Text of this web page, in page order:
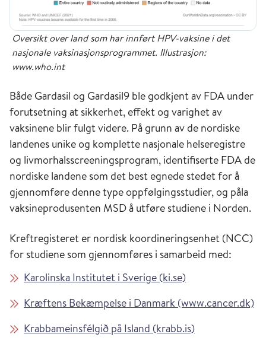
Oversikt over land som har innført HPV-vaksine i det
nasjonale vaksinasjonsprogrammet. Illustrasjon:
www.who.int
Både Gardasil og Gardasil9 ble godkjent av FDA under
forutsetning at sikkerhet, effekt og varighet av
vaksinene blir fulgt videre. På grunn av de nordiske
landenes unike og komplette nasjonale helseregistre
og livmorhalsscreeningsprogram, identifiserte FDA de
nordiske landene som det best egnede stedet for å
gjennomføre denne type oppfølgingsstudier, og påla
vaksineprodusenten MSD å utføre studiene i Norden.
Kreftregisteret er nordisk koordineringsenhet (NCC)
for studiene som gjennomføres i samarbeid med:
Karolinska Institutet i Sverige (ki.se)
Kræftens Bekæmpelse i Danmark (www.cancer.dk)
Krabbameinsfélgið på Island (krabb.is)